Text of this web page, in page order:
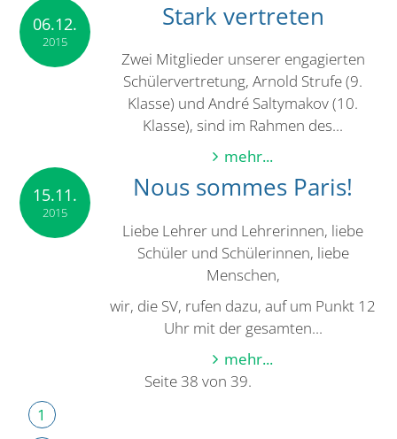
06.12.
2015
Stark vertreten
Zwei Mitglieder unserer engagierten
Schülervertretung, Arnold Strufe (9.
Klasse) und André Saltymakov (10.
Klasse), sind im Rahmen des...
mehr...
15.11.
2015
Nous sommes Paris!
Liebe Lehrer und Lehrerinnen, liebe
Schüler und Schülerinnen, liebe
Menschen,
wir, die SV, rufen dazu, auf um Punkt 12
Uhr mit der gesamten...
mehr...
Seite 38 von 39.
1